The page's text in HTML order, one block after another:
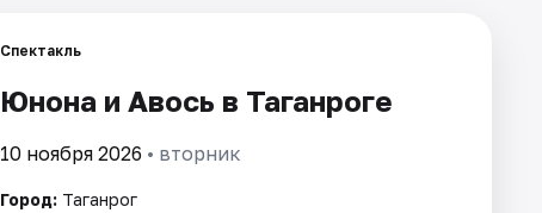
Спектакль
Юнона и Авось в Таганроге
10 ноября 2026 • вторник
Город: Таганрог